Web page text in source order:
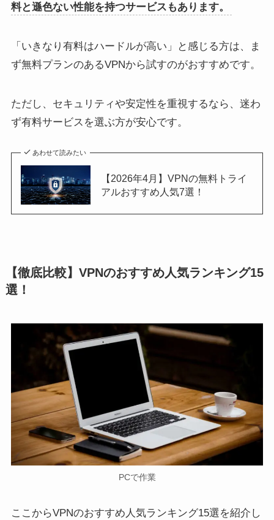
料と遜色ない性能を持つサービスもあります。
「いきなり有料はハードルが高い」と感じる方は、ま
ず無料プランのあるVPNから試すのがおすすめです。
ただし、セキュリティや安定性を重視するなら、迷わ
ず有料サービスを選ぶ方が安心です。
あわせて読みたい
【2026年4月】VPNの無料トライ
アルおすすめ人気7選！
【徹底比較】VPNのおすすめ人気ランキング15
選！
PCで作業
ここからVPNのおすすめ人気ランキング15選を紹介し